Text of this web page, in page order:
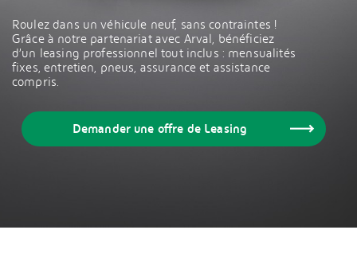
Roulez dans un véhicule neuf, sans contraintes !
Grâce à notre partenariat avec Arval, bénéficiez
d’un leasing professionnel tout inclus : mensualités
fixes, entretien, pneus, assurance et assistance
compris.
Demander une offre de Leasing